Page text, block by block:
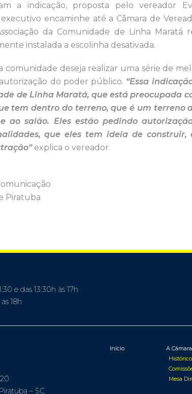
a indicação, proposta pelo vereador
encaminhe até a Câmara de
da Comunidade de Linha Maratá
instalada a escolinha desativada.
comunidade deseja realizar uma série de
do poder público. “Essa
de Linha Maratá, que está preocupada
tem dentro do terreno, que é um terreno
ao salão. Eles estão pedindo
que eles tem ideia de construir,
explica o vereador.
Piratuba
e das 13:30h às 17h
18h
– SC
Início
A Câmara
Histórico
Mesa